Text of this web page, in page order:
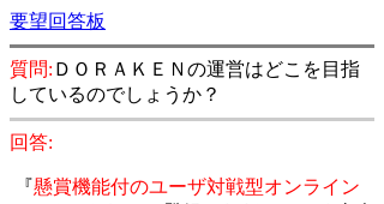
要望回答板
質問: ＤＯＲＡＫＥＮの運営はどこを目指
しているのでしょうか？
回答:
『懸賞機能付のユーザ対戦型オンライン